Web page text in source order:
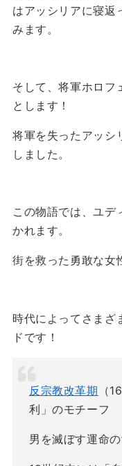
はアッシリアに寝返
みます。
そして、将軍ホロフ
とします！
将軍を失ったアッシ
しました。
この物語では、ユデ
かれます。
街を救った勇敢な女
時代によってさまざ
ドです！
反宗教改革期 （
利」のモチーフ
男を滅ぼす運命